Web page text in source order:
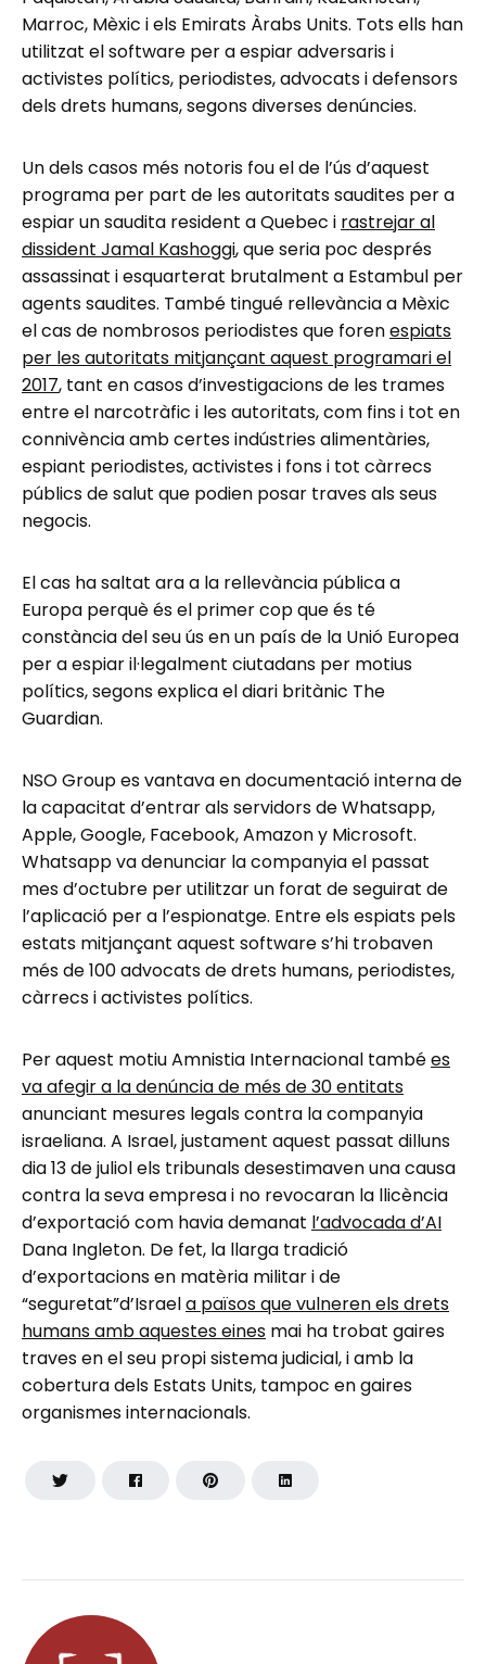
Marroc, Mèxic i els Emirats Àrabs Units. Tots ells han
utilitzat el software per a espiar adversaris i
activistes polítics, periodistes, advocats i defensors
dels drets humans, segons diverses denúncies.
Un dels casos més notoris fou el de l’ús d’aquest
programa per part de les autoritats saudites per a
espiar un saudita resident a Quebec i rastrejar al
dissident Jamal Kashoggi, que seria poc després
assassinat i esquarterat brutalment a Estambul per
agents saudites. També tingué rellevància a Mèxic
el cas de nombrosos periodistes que forenespiats
per les autoritats mitjançant aquest programari el
2017, tant en casos d’investigacions de les trames
entre el narcotràfic i les autoritats, com fins i tot en
connivència amb certes indústries alimentàries,
espiant periodistes, activistes i fons i tot càrrecs
públics de salut que podien posar traves als seus
negocis.
El cas ha saltat ara a la rellevància pública a
Europa perquè és el primer cop que és té
constància del seu ús en un país de la Unió Europea
per a espiar il·legalment ciutadans per motius
polítics, segons explica el diari britànic The
Guardian.
NSO Group es vantava en documentació interna de
la capacitat d’entrar als servidors de Whatsapp,
Apple, Google, Facebook, Amazon y Microsoft.
Whatsapp va denunciar la companyia el passat
mes d’octubre per utilitzar un forat de seguirat de
l’aplicació per a l’espionatge. Entre els espiats pels
estats mitjançant aquest software s’hi trobaven
més de 100 advocats de drets humans, periodistes,
càrrecs i activistes polítics.
Per aquest motiu Amnistia Internacional tambées
va afegir a la denúncia de més de 30 entitats
anunciant mesures legals contra la companyia
israeliana. A Israel, justament aquest passat dilluns
dia 13 de juliol els tribunals desestimaven una causa
contra la seva empresa i no revocaran la llicència
d’exportació com havia demanat l’advocada d’AI
Dana Ingleton. De fet, la llarga tradició
d’exportacions en matèria militar i de
“seguretat”d’Israela països que vulneren els drets
humans amb aquestes eines mai ha trobat gaires
traves en el seu propi sistema judicial, i amb la
cobertura dels Estats Units, tampoc en gaires
organismes internacionals.